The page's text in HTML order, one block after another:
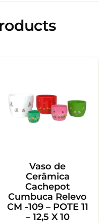
Vaso de
Cerâmica
Cachepot
Cumbuca Relevo
CM -109 – POTE 11
– 12,5 X 10